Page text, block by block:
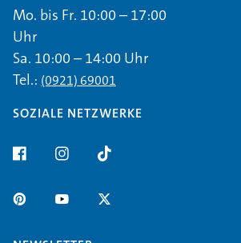
Mo. bis Fr. 10:00 – 17:00
Uhr
Sa. 10:00 – 14:00 Uhr
Tel.: (0921) 69001
SOZIALE NETZWERKE